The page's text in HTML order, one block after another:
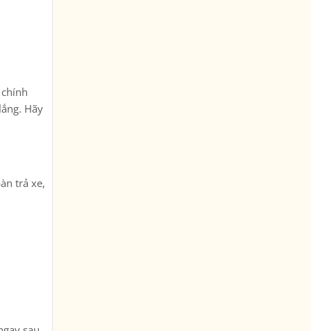
Hãy
trả xe,